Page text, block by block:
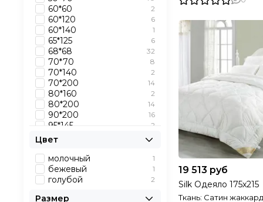
19 513 руб
Silk Одеяло 175х215
Ткань: Сатин жаккард
60*60 2
60*120 6
60*140 1
65*125 6
68*68 32
70*70 8
70*140 2
70*200 14
80*160 2
80*200 14
90*200 16
95*145 2
110*140 19
140*200 16
140*205 25
140x205 1
145*205 4
Цвет
молочный
1
бежевый 1
голубой 2
Размер